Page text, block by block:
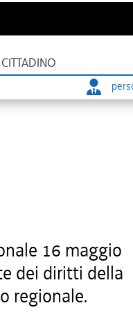
16 maggio
dei diritti della
regionale.